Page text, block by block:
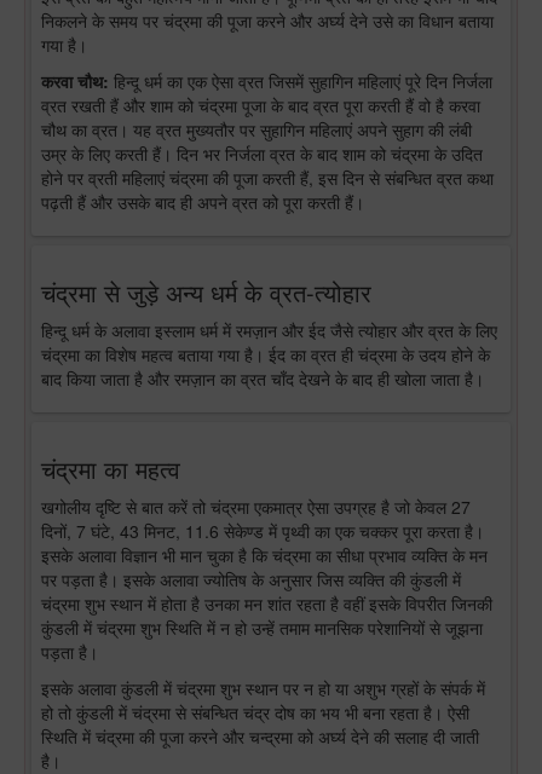
निकलने के समय पर चंद्रमा की पूजा करने और अर्घ्य देने उसे का विधान बताया
गया है।
करवा चौथ: हिन्दू धर्म का एक ऐसा व्रत जिसमें सुहागिन महिलाएं पूरे दिन निर्जला
व्रत रखती हैं और शाम को चंद्रमा पूजा के बाद व्रत पूरा करती हैं वो है करवा
चौथ का व्रत। यह व्रत मुख्यतौर पर सुहागिन महिलाएं अपने सुहाग की लंबी
उम्र के लिए करती हैं। दिन भर निर्जला व्रत के बाद शाम को चंद्रमा के उदित
होने पर व्रती महिलाएं चंद्रमा की पूजा करती हैं, इस दिन से संबन्धित व्रत कथा
पढ़ती हैं और उसके बाद ही अपने व्रत को पूरा करती हैं।
चंद्रमा से जुड़े अन्य धर्म के व्रत-त्योहार
हिन्दू धर्म के अलावा इस्लाम धर्म में रमज़ान और ईद जैसे त्योहार और व्रत के लिए
चंद्रमा का विशेष महत्व बताया गया है। ईद का व्रत ही चंद्रमा के उदय होने के
बाद किया जाता है और रमज़ान का व्रत चाँद देखने के बाद ही खोला जाता है।
चंद्रमा का महत्व
खगोलीय दृष्टि से बात करें तो चंद्रमा एकमात्र ऐसा उपग्रह है जो केवल 27
दिनों, 7 घंटे, 43 मिनट, 11.6 सेकेण्ड में पृथ्वी का एक चक्कर पूरा करता है।
इसके अलावा विज्ञान भी मान चुका है कि चंद्रमा का सीधा प्रभाव व्यक्ति के मन
पर पड़ता है। इसके अलावा ज्योतिष के अनुसार जिस व्यक्ति की कुंडली में
चंद्रमा शुभ स्थान में होता है उनका मन शांत रहता है वहीं इसके विपरीत जिनकी
कुंडली में चंद्रमा शुभ स्थिति में न हो उन्हें तमाम मानसिक परेशानियों से जूझना
पड़ता है।
इसके अलावा कुंडली में चंद्रमा शुभ स्थान पर न हो या अशुभ ग्रहों के संपर्क में
हो तो कुंडली में चंद्रमा से संबन्धित चंद्र दोष का भय भी बना रहता है। ऐसी
स्थिति में चंद्रमा की पूजा करने और चन्द्रमा को अर्घ्य देने की सलाह दी जाती
है।